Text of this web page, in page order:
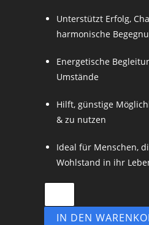
Unterstützt Erfolg,
harmonische
Energetische
Umstände
Hilft, günstige
& zu nutzen
Ideal für Menschen,
Wohlstand in ihr
IN DEN